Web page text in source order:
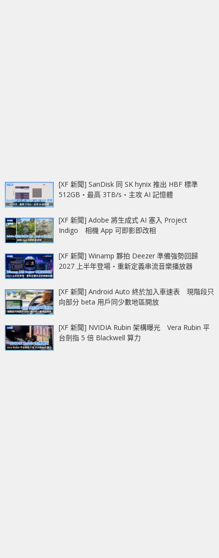
[XF 新聞] SanDisk 同 SK hynix 推出 HBF 標準
512GB‧最高 3TB/s‧主攻 AI 記憶體
[XF 新聞] Adobe 將生成式 AI 塞入 Project
Indigo 相機 App 可即影即改相
[XF 新聞] Winamp 夥拍 Deezer 準備強勢回歸
2027 上半年登場‧重新定義串流音樂播放器
[XF 新聞] Android Auto 終於加入車速表 現階段只
向部分 beta 用戶同少數地區開放
[XF 新聞] NVIDIA Rubin 架構曝光 Vera Rubin 平
台劍指 5 倍 Blackwell 算力